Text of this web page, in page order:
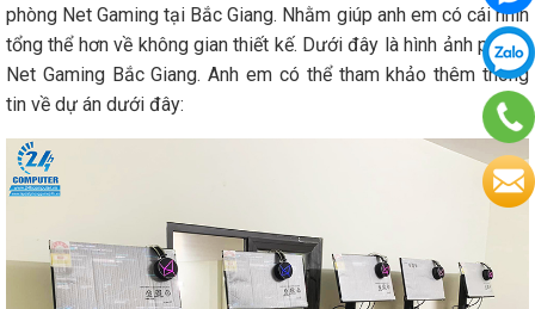
phòng Net Gaming tại Bắc Giang. Nhằm giúp anh em có cái nhìn
tổng thể hơn về không gian thiết kế. Dưới đây là hình ảnh phòng
Net Gaming Bắc Giang. Anh em có thể tham khảo thêm thông
tin về dự án dưới đây: